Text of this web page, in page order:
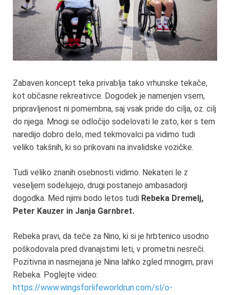
Zabaven koncept teka privablja tako vrhunske tekače,
kot občasne rekreativce. Dogodek je namenjen vsem,
pripravljenost ni pomembna, saj vsak pride do cilja, oz. cilj
do njega. Mnogi se odločijo sodelovati le zato, ker s tem
naredijo dobro delo, med tekmovalci pa vidimo tudi
veliko takšnih, ki so prikovani na invalidske vozičke.
Tudi veliko znanih osebnosti vidimo. Nekateri le z
veseljem sodelujejo, drugi postanejo ambasadorji
dogodka. Med njimi bodo letos tudi Rebeka Dremelj,
Peter Kauzer in Janja Garnbret.
Rebeka pravi, da teče za Nino, ki si je hrbtenico usodno
poškodovala pred dvanajstimi leti, v prometni nesreči.
Pozitivna in nasmejana je Nina lahko zgled mnogim, pravi
Rebeka. Poglejte video:
https://www.wingsforlifeworldrun.com/sl/o-